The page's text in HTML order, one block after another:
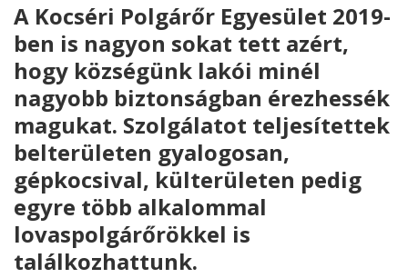
A Kocséri Polgárőr Egyesület 2019-
ben is nagyon sokat tett azért,
hogy községünk lakói minél
nagyobb biztonságban érezhessék
magukat. Szolgálatot teljesítettek
belterületen gyalogosan,
gépkocsival, külterületen pedig
egyre több alkalommal
lovaspolgárőrökkel is
találkozhattunk.